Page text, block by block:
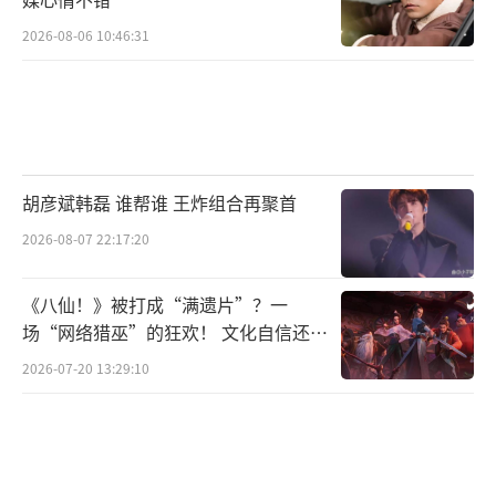
2026-08-06 10:46:31
胡彦斌韩磊 谁帮谁 王炸组合再聚首
2026-08-07 22:17:20
《八仙！》被打成“满遗片”？一
场“网络猎巫”的狂欢！ 文化自信还是
焦虑？
2026-07-20 13:29:10